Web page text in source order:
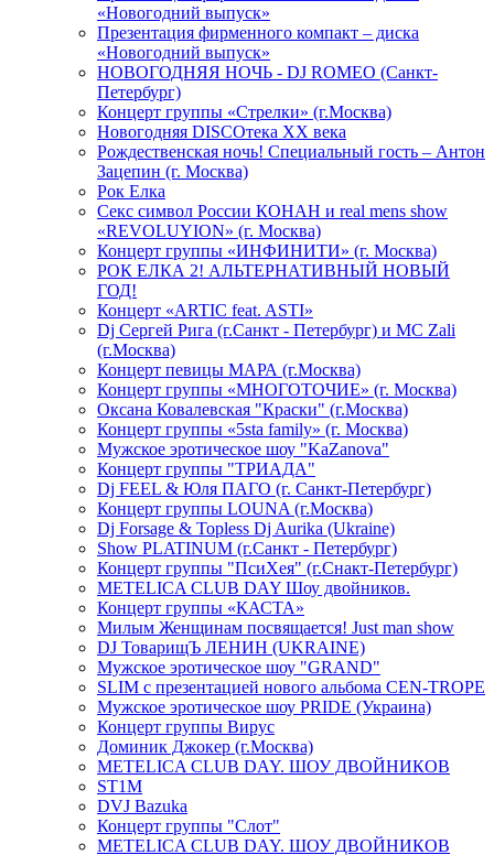
«Новогодний выпуск»
Презентация фирменного компакт – диска
«Новогодний выпуск»
НОВОГОДНЯЯ НОЧЬ - DJ ROMEO (Санкт-
Петербург)
Концерт группы «Стрелки» (г.Москва)
Новогодняя DISCOтека ХХ века
Рождественская ночь! Специальный гость – Антон
Зацепин (г. Москва)
Рок Елка
Секс символ России КОНАН и real mens show
«REVOLUYION» (г. Москва)
Концерт группы «ИНФИНИТИ» (г. Москва)
РОК ЕЛКА 2! АЛЬТЕРНАТИВНЫЙ НОВЫЙ
ГОД!
Концерт «ARTIC feat. ASTI»
Dj Сергей Рига (г.Санкт - Петербург) и MC Zali
(г.Москва)
Концерт певицы МАРА (г.Москва)
Концерт группы «МНОГОТОЧИЕ» (г. Москва)
Оксана Ковалевская "Краски" (г.Москва)
Концерт группы «5sta family» (г. Москва)
Мужское эротическое шоу "KaZanova"
Концерт группы "ТРИАДА"
Dj FEEL & Юля ПАГО (г. Санкт-Петербург)
Концерт группы LOUNA (г.Москва)
Dj Forsage & Topless Dj Aurika (Ukraine)
Show PLATINUM (г.Санкт - Петербург)
Концерт группы "ПсиХея" (г.Снакт-Петербург)
METELICA CLUB DAY Шоу двойников.
Концерт группы «КАСТА»
Милым Женщинам посвящается! Just man show
DJ ТоварищЪ ЛЕНИН (UKRAINE)
Мужское эротическое шоу "GRAND"
SLIM с презентацией нового альбома CEN-TROPE
Мужское эротическое шоу PRIDE (Украина)
Концерт группы Вирус
Доминик Джокер (г.Москва)
METELICA CLUB DAY. ШОУ ДВОЙНИКОВ
ST1M
DVJ Bazuka
Концерт группы "Слот"
METELICA CLUB DAY. ШОУ ДВОЙНИКОВ